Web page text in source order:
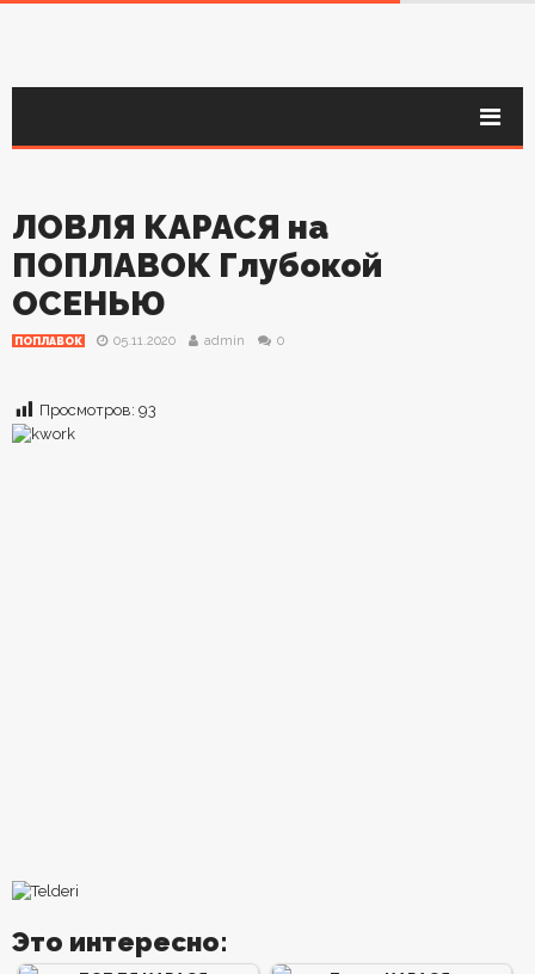
ЛОВЛЯ КАРАСЯ на
ПОПЛАВОК Глубокой
ОСЕНЬЮ
ПОПЛАВОК 05.11.2020 admin 0
Просмотров: 93
Это интересно: